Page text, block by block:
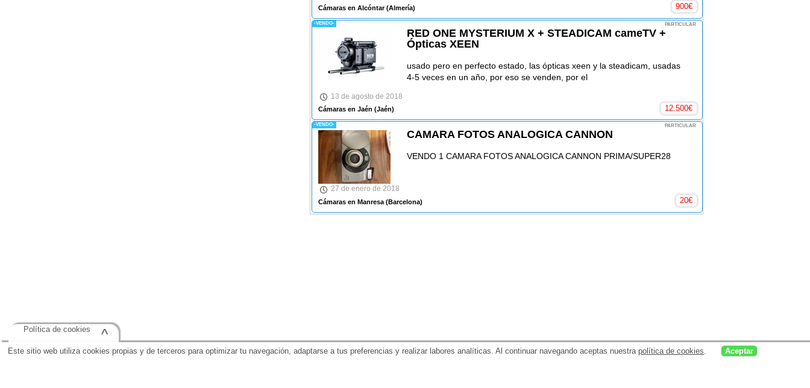
Cámaras en Alcóntar(Almería) 900€
-VENDO- PARTICULAR
RED ONE MYSTERIUM X + STEADICAM cameTV +
Ópticas XEEN
usado pero en perfecto estado, las ópticas xeen y la steadicam, usadas
4-5 veces en un año, por eso se venden, por el
13 de agosto de 2018
Cámaras en Jaén (Jaén) 12.500€
-VENDO- PARTICULAR
CAMARA FOTOS ANALOGICA CANNON
VENDO 1 CAMARA FOTOS ANALOGICA CANNON PRIMA/SUPER28
27 de enero de 2018
Cámaras en Manresa(Barcelona) 20€
Este sitio web utiliza cookies propias y de terceros para optimizar tu navegación, adaptarse a tus preferencias y realizar labores analíticas. Al continuar navegando aceptas nuestrapolítica de cookies Aceptar
Política de cookies ^